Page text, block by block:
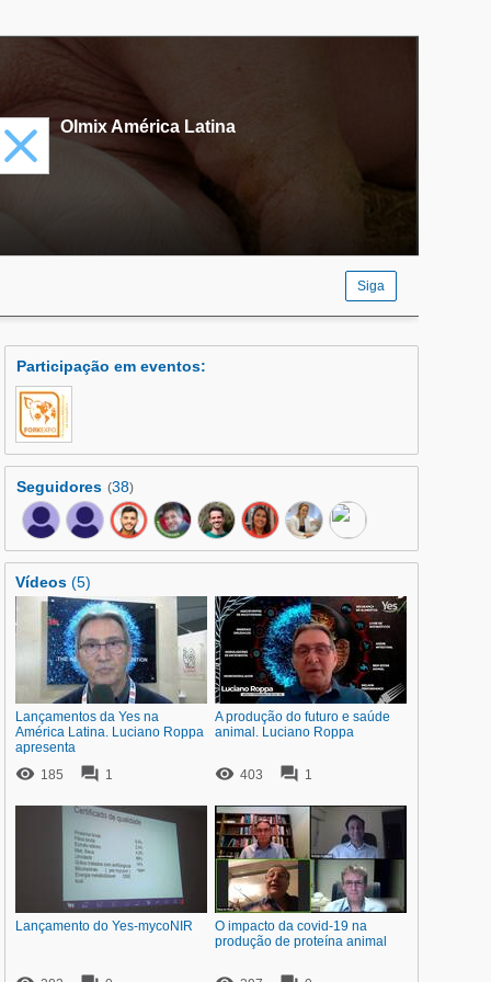
Olmix América Latina
Siga
Participação em eventos:
Seguidores (38)
Vídeos(5)
Lançamentos da Yes na
América Latina. Luciano Roppa
apresenta
 185  1
A produção do futuro e saúde
animal. Luciano Roppa
 403  1
Lançamento do Yes-mycoNIR
O impacto da covid-19 na
produção de proteína animal